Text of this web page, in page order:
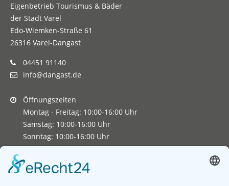
Eigenbetrieb Tourismus & Bäder
der Stadt Varel
Edo-Wiemken-Straße 61
26316 Varel-Dangast
04451 91140
info@dangast.de
Öffnungszeiten
Montag - Freitag: 10:00-16:00 Uhr
Samstag: 10:00-16:00 Uhr
Sonntag: 10:00-16:00 Uhr